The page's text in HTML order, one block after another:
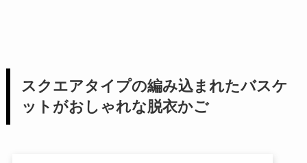
スクエアタイプの編み込まれたバスケ
ットがおしゃれな脱衣かご